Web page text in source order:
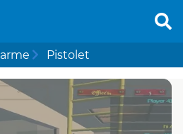
Pistolet